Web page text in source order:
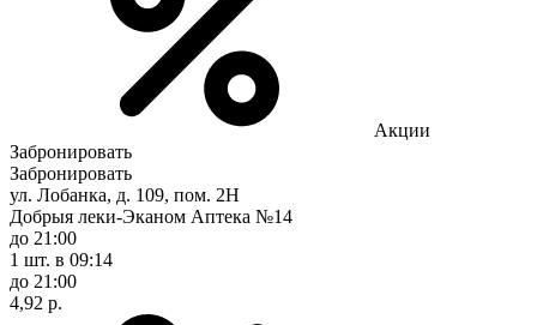
Акции
Забронировать
Забронировать
ул. Лобанка, д. 109, пом. 2Н
Добрыя леки-Эканом Аптека №14
до 21:00
1 шт. в 09:14
до 21:00
4,92 р.